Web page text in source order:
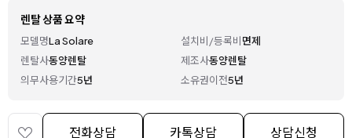
렌탈 상품 요약
모델명La Solare 설치비/등록비면제
렌탈사동양렌탈 제조사동양렌탈
의무사용기간5년 소유권이전5년
전화상담 카톡상담 상담신청